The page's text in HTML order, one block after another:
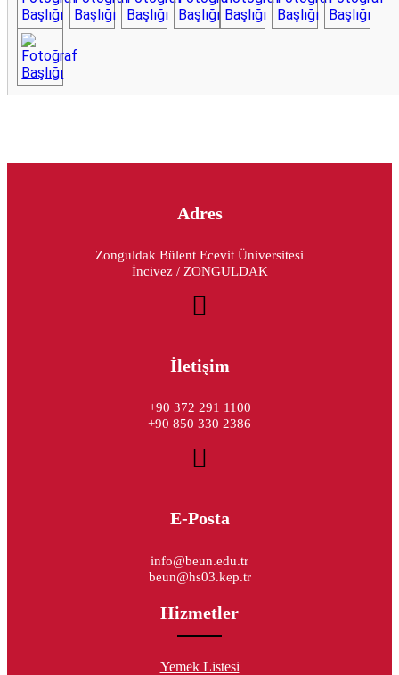
Adres
Zonguldak Bülent Ecevit Üniversitesi
İncivez / ZONGULDAK
İletişim
+90 372 291 1100
+90 850 330 2386
E-Posta
info@beun.edu.tr
beun@hs03.kep.tr
Hizmetler
Yemek Listesi